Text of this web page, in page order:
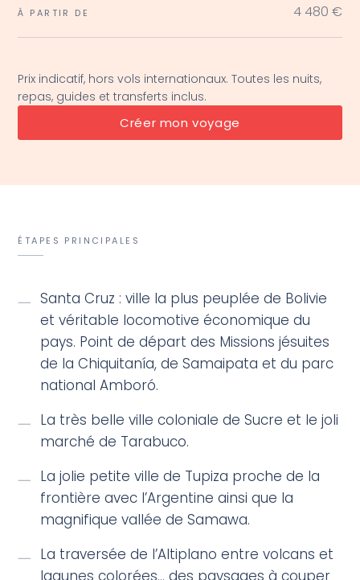
À PARTIR DE 4 480 €
Prix indicatif, hors vols internationaux. Toutes les nuits,
repas, guides et transferts inclus.
Créer mon voyage
ÉTAPES PRINCIPALES
Santa Cruz : ville la plus peuplée de Bolivie
et véritable locomotive économique du
pays. Point de départ des Missions jésuites
de la Chiquitanía, de Samaipata et du parc
national Amboró.
La très belle ville coloniale de Sucre et le joli
marché de Tarabuco.
La jolie petite ville de Tupiza proche de la
frontière avec l’Argentine ainsi que la
magnifique vallée de Samawa.
La traversée de l’Altiplano entre volcans et
lagunes colorées… des paysages à couper